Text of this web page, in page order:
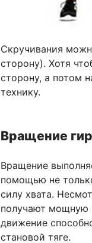
Скручивания
сторону). Хотя
сторону, а потом
технику.
Вращение
Вращение
помощью не
силу хвата.
получают мощную
движение
становой тяге.